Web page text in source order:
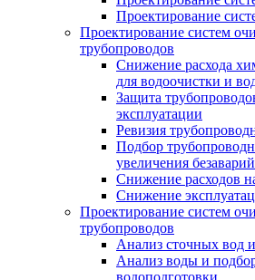
Проектирование
Проектирование систем
трубопроводов
Снижение расхода
для водоочистки и
Защита
эксплуатации
Ревизия
Подбор
увеличения
Снижение расходов
Снижение
Проектирование систем
трубопроводов
Анализ сточных вод
Анализ воды и
водоподготовки